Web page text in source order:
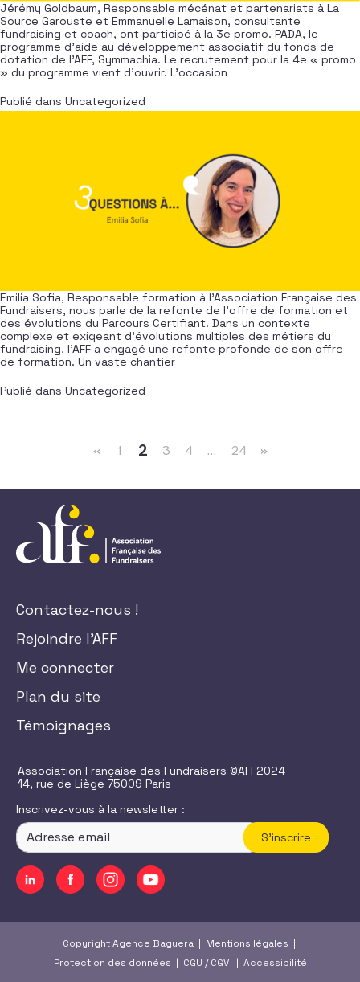
Jérémy Goldbaum, Responsable mécénat et partenariats à La
Source Garouste et Emmanuelle Lamaison, consultante
fundraising et coach, ont participé à la 3e promo. PADA, le
programme d’aide au développement associatif du fonds de
dotation de l’AFF, Symmachia. Le recrutement pour la 4e « promo
» du programme vient d’ouvrir. L’occasion
Publié dans Uncategorized
Emilia Sofia, Responsable formation à l’Association Française des
Fundraisers, nous parle de la refonte de l’offre de formation et
des évolutions du Parcours Certifiant. Dans un contexte
complexe et exigeant d’évolutions multiples des métiers du
fundraising, l’AFF a engagé une refonte profonde de son offre
de formation. Un vaste chantier
Publié dans Uncategorized
« 1 2 3 4 … 24 »
Contactez-nous !
Rejoindre l'AFF
Me connecter
Plan du site
Témoignages
Association Française des Fundraisers ©AFF2024
14, rue de Liège 75009 Paris
Inscrivez-vous à la newsletter :
S'inscrire
Copyright Agence Baguera | Mentions légales |
Protection des données | CGU /CGV| Accessibilité